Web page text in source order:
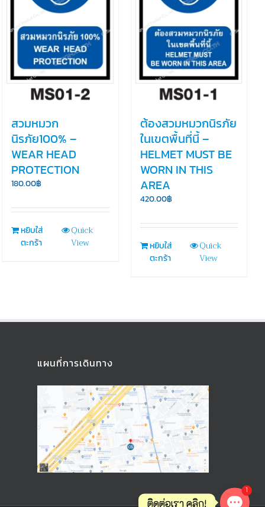
สวมหมวก
นิรภัย100% –
WEAR HEAD
PROTECTION
180.00฿
หยิบใส่
ตะกร้า
Quick
View
ต้องสวมหมวกนิรภัย
ในเขตพื้นที่นี้ –
HELMET MUST BE
WORN IN THIS
AREA
420.00฿
หยิบใส่
ตะกร้า
Quick
View
แผนที่การเดินทาง
ติดต่อเรา คลิก!
1